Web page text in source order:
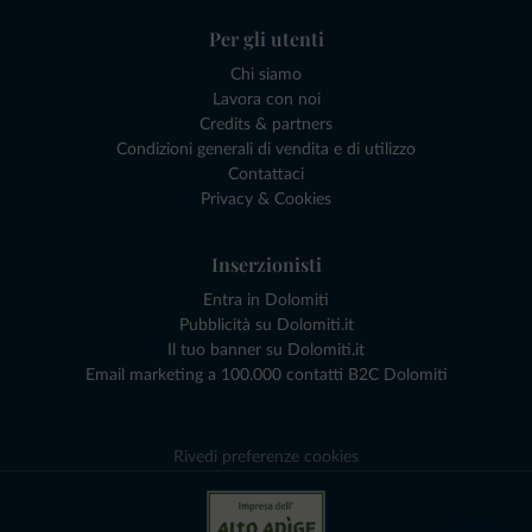
Per gli utenti
Chi siamo
Lavora con noi
Credits & partners
Condizioni generali di vendita e di utilizzo
Contattaci
Privacy & Cookies
Inserzionisti
Entra in Dolomiti
Pubblicità su Dolomiti.it
Il tuo banner su Dolomiti.it
Email marketing a 100.000 contatti B2C Dolomiti
Rivedi preferenze cookies